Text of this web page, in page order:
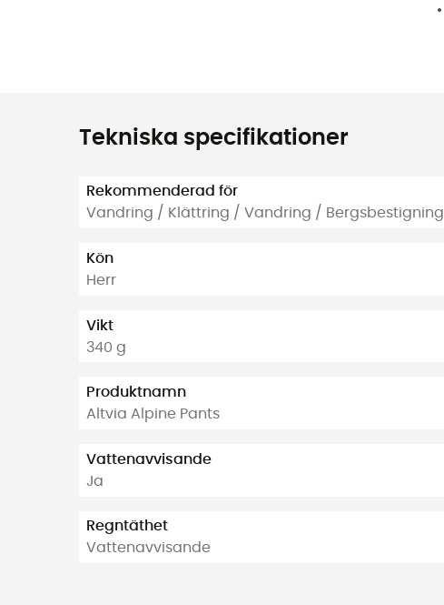
Tekniska specifikationer
Rekommenderad för
Vandring / Klättring / Vandring / Bergsbestigning
Kön
Herr
Vikt
340 g
Produktnamn
Altvia Alpine Pants
Vattenavvisande
Ja
Regntäthet
Vattenavvisande